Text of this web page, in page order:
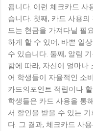
됩니다. 이런 체크카드 사
습니다. 첫째, 카드 사용
드는 현금을 가져다닐 필
하게 할 수 있어, 바쁜 일
수 있습니다. 둘째, 알림
함에 따라, 자신이 얼마나
어 학생들이 자율적인 소
카드의포인트 적립이나
학생들은 카드 사용을 통
서 할인을 받을 수 있는
다. 그 결과, 체크카드 사